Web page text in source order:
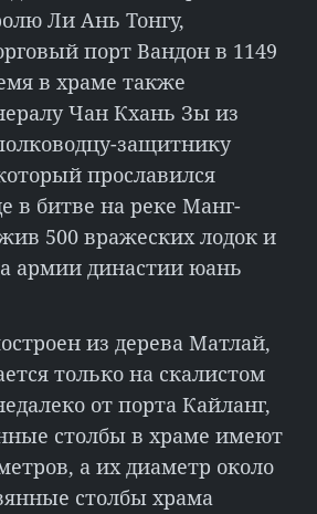
Ли Ань Тонгу,
порт Вандон в 1149
в храме также
Чан Кхань Зы из
защитнику
прославился
в битве на реке Манг-
500 вражеских лодок и
армии династии юань
из дерева Матлай,
только на скалистом
от порта Кайланг,
столбы в храме имеют
а их диаметр около
столбы храма